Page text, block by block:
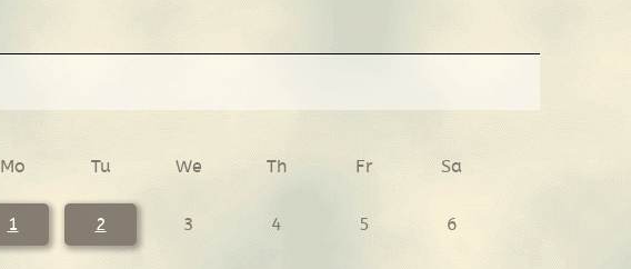
Mo Tu We Th Fr Sa
1 2 3 4 5 6